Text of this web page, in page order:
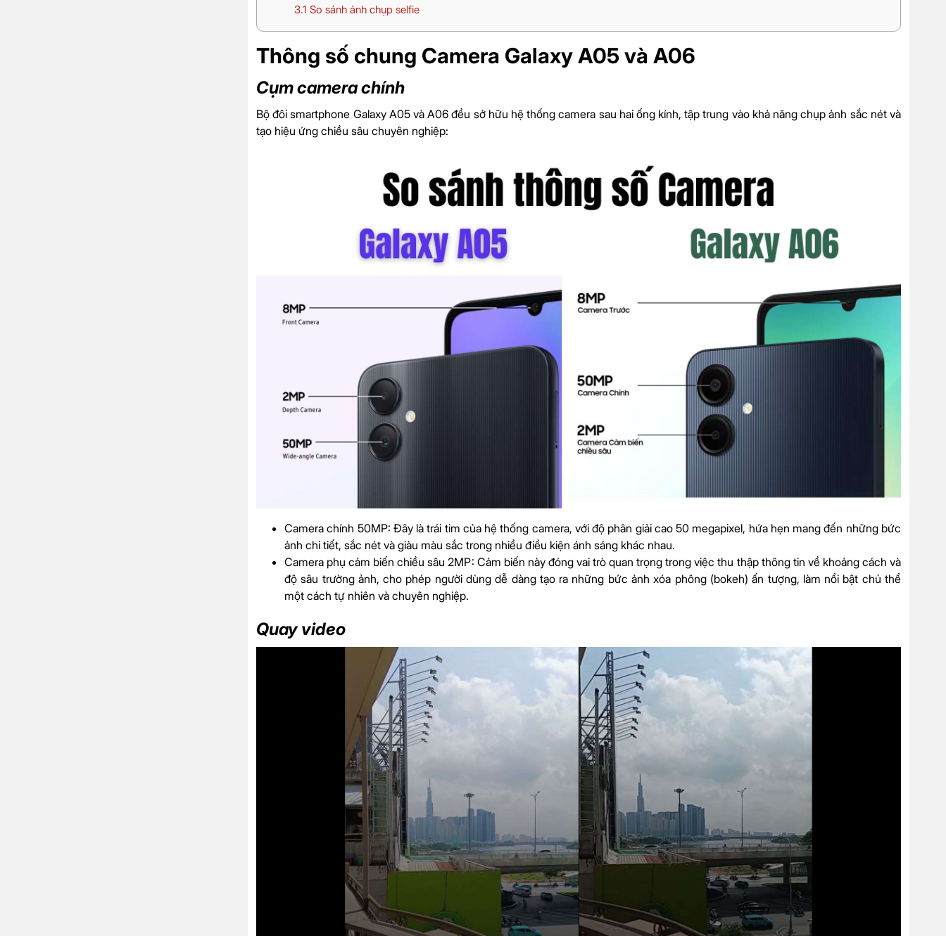
3.1 So sánh ảnh chụp selfie
Thông số chung Camera Galaxy A05 và A06
Cụm camera chính
Bộ đôi smartphone Galaxy A05 và A06 đều sở hữu hệ thống camera sau hai ống kính, tập trung vào khả năng chụp ảnh sắc nét và
tạo hiệu ứng chiều sâu chuyên nghiệp:
Camera chính 50MP: Đây là trái tim của hệ thống camera, với độ phân giải cao 50 megapixel, hứa hẹn mang đến những bức
ảnh chi tiết, sắc nét và giàu màu sắc trong nhiều điều kiện ánh sáng khác nhau.
Camera phụ cảm biến chiều sâu 2MP: Cảm biến này đóng vai trò quan trọng trong việc thu thập thông tin về khoảng cách và
độ sâu trường ảnh, cho phép người dùng dễ dàng tạo ra những bức ảnh xóa phông (bokeh) ấn tượng, làm nổi bật chủ thể
một cách tự nhiên và chuyên nghiệp.
Quay video